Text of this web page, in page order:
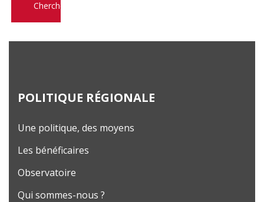
POLITIQUE RÉGIONALE
Une politique, des moyens
Les bénéficaires
Observatoire
Qui sommes-nous ?